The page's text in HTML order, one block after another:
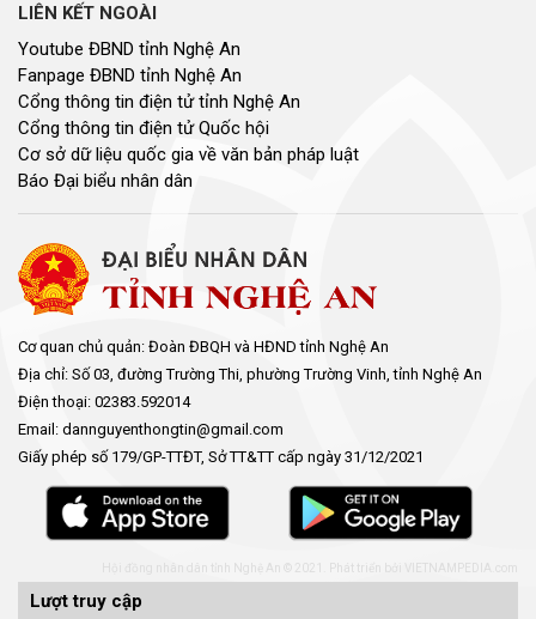
LIÊN KẾT NGOÀI
Youtube ĐBND tỉnh Nghệ An
Fanpage ĐBND tỉnh Nghệ An
Cổng thông tin điện tử tỉnh Nghệ An
Cổng thông tin điện tử Quốc hội
Cơ sở dữ liệu quốc gia về văn bản pháp luật
Báo Đại biểu nhân dân
Cơ quan chủ quản: Đoàn ĐBQH và HĐND tỉnh Nghệ An
Địa chỉ: Số 03, đường Trường Thi, phường Trường Vinh, tỉnh Nghệ An
Điện thoại: 02383.592014
Email: dannguyenthongtin@gmail.com
Giấy phép số 179/GP-TTĐT, Sở TT&TT cấp ngày 31/12/2021
Hội đồng nhân dân tỉnh Nghệ An © 2021. Phát triển bởi
Lượt truy cập